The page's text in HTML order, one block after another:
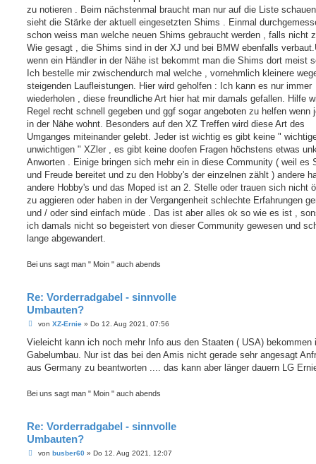
zu notieren . Beim nächstenmal braucht man nur auf die Liste
sieht die Stärke der aktuell eingesetzten Shims . Einmal
schon weiss man welche neuen Shims gebraucht werden , falls nicht
Wie gesagt , die Shims sind in der XJ und bei BMW ebenfalls
wenn ein Händler in der Nähe ist bekommt man die Shims dort meist
Ich bestelle mir zwischendurch mal welche , vornehmlich kleinere
steigenden Laufleistungen. Hier wird geholfen : Ich kann es nur immer
wiederholen , diese freundliche Art hier hat mir damals gefallen. Hilfe
Regel recht schnell gegeben und ggf sogar angeboten zu helfen wenn
in der Nähe wohnt. Besonders auf den XZ Treffen wird diese Art des
Umganges miteinander gelebt. Jeder ist wichtig es gibt keine "
unwichtigen " XZler , es gibt keine doofen Fragen höchstens etwas
Anworten . Einige bringen sich mehr ein in diese Community ( weil es
und Freude bereitet und zu den Hobby's der einzelnen zählt ) andere
andere Hobby's und das Moped ist an 2. Stelle oder trauen sich nicht
zu aggieren oder haben in der Vergangenheit schlechte Erfahrungen
und / oder sind einfach müde . Das ist aber alles ok so wie es ist ,
ich damals nicht so begeistert von dieser Community gewesen und
lange abgewandert.
Bei uns sagt man " Moin " auch abends
Re: Vorderradgabel - sinnvolle
Umbauten?
B
i
r
a
von XZ-Ernie» Do 12. Aug 2021, 07:56
Vieleicht kann ich noch mehr Info aus den Staaten ( USA) bekommen
Gabelumbau. Nur ist das bei den Amis nicht gerade sehr angesagt
aus Germany zu beantworten .... das kann aber länger dauern LG
Bei uns sagt man " Moin " auch abends
Re: Vorderradgabel - sinnvolle
Umbauten?
Bvon busber60» Do 12. Aug 2021, 12:07